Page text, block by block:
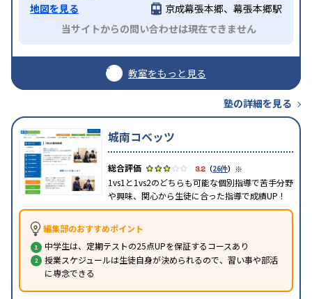
地図を見る
京成幕張本郷、幕張本郷駅
当サイトからの問い合わせは現在できません
教室をもっと見る
塾の詳細を見る
城南コベッツ
3.2 （26件） ※
1vs1と1vs2のどちらも可能な個別指導で苦手分野
や興味、関心から生徒に合った指導で成績UP！
編集部のおすすめポイント
中学生は、定期テストの25点UPを保証するコースあり
授業スケジュールは生徒自身が決められるので、習い事や部活
に専念できる